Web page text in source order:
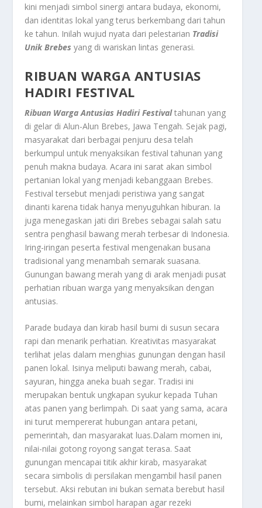
kini menjadi simbol sinergi antara budaya, ekonomi,
dan identitas lokal yang terus berkembang dari tahun
ke tahun. Inilah wujud nyata dari pelestarian Tradisi
Unik Brebes yang di wariskan lintas generasi.
RIBUAN WARGA ANTUSIAS
HADIRI FESTIVAL
Ribuan Warga Antusias Hadiri Festivaltahunan yang
di gelar di Alun-Alun Brebes, Jawa Tengah. Sejak pagi,
masyarakat dari berbagai penjuru desa telah
berkumpul untuk menyaksikan festival tahunan yang
penuh makna budaya. Acara ini sarat akan simbol
pertanian lokal yang menjadi kebanggaan Brebes.
Festival tersebut menjadi peristiwa yang sangat
dinanti karena tidak hanya menyuguhkan hiburan. Ia
juga menegaskan jati diri Brebes sebagai salah satu
sentra penghasil bawang merah terbesar di Indonesia.
Iring-iringan peserta festival mengenakan busana
tradisional yang menambah semarak suasana.
Gunungan bawang merah yang di arak menjadi pusat
perhatian ribuan warga yang menyaksikan dengan
antusias.
Parade budaya dan kirab hasil bumi di susun secara
rapi dan menarik perhatian. Kreativitas masyarakat
terlihat jelas dalam menghias gunungan dengan hasil
panen lokal. Isinya meliputi bawang merah, cabai,
sayuran, hingga aneka buah segar. Tradisi ini
merupakan bentuk ungkapan syukur kepada Tuhan
atas panen yang berlimpah. Di saat yang sama, acara
ini turut mempererat hubungan antara petani,
pemerintah, dan masyarakat luas.Dalam momen ini,
nilai-nilai gotong royong sangat terasa. Saat
gunungan mencapai titik akhir kirab, masyarakat
secara simbolis di persilakan mengambil hasil panen
tersebut. Aksi rebutan ini bukan semata berebut hasil
bumi, melainkan simbol harapan agar rezeki